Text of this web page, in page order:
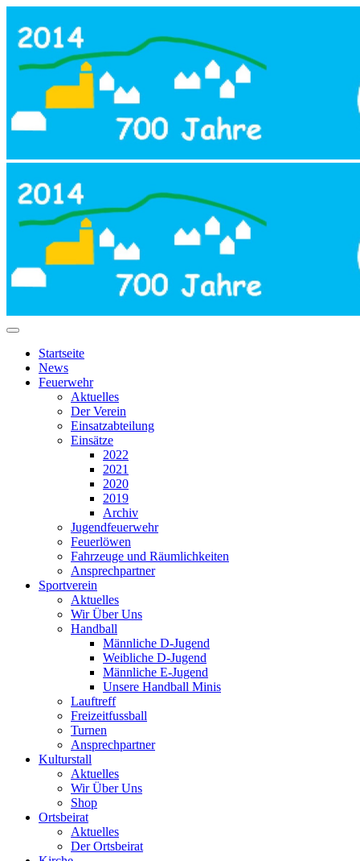
Startseite
News
Feuerwehr
Aktuelles
Der Verein
Einsatzabteilung
Einsätze
2022
2021
2020
2019
Archiv
Jugendfeuerwehr
Feuerlöwen
Fahrzeuge und Räumlichkeiten
Ansprechpartner
Sportverein
Aktuelles
Wir Über Uns
Handball
Männliche D-Jugend
Weibliche D-Jugend
Männliche E-Jugend
Unsere Handball Minis
Lauftreff
Freizeitfussball
Turnen
Ansprechpartner
Kulturstall
Aktuelles
Wir Über Uns
Shop
Ortsbeirat
Aktuelles
Der Ortsbeirat